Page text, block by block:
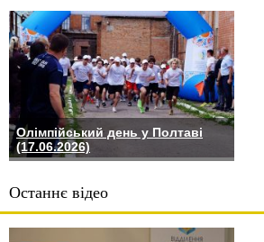
Олімпійський день у Полтаві
(17.06.2026)
Останнє відео